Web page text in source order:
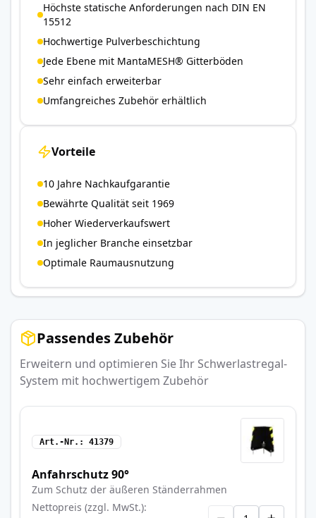
Höchste statische Anforderungen nach DIN EN
15512
Hochwertige Pulverbeschichtung
Jede Ebene mit MantaMESH® Gitterböden
Sehr einfach erweiterbar
Umfangreiches Zubehör erhältlich
Vorteile
10 Jahre Nachkaufgarantie
Bewährte Qualität seit 1969
Hoher Wiederverkaufswert
In jeglicher Branche einsetzbar
Optimale Raumausnutzung
Passendes Zubehör
Erweitern und optimieren Sie Ihr Schwerlastregal-
System mit hochwertigem Zubehör
Art.-Nr. 41379
Anfahrschutz 90°
Zum Schutz der äußeren Ständerrahmen
Nettopreis (zzgl. MwSt.)